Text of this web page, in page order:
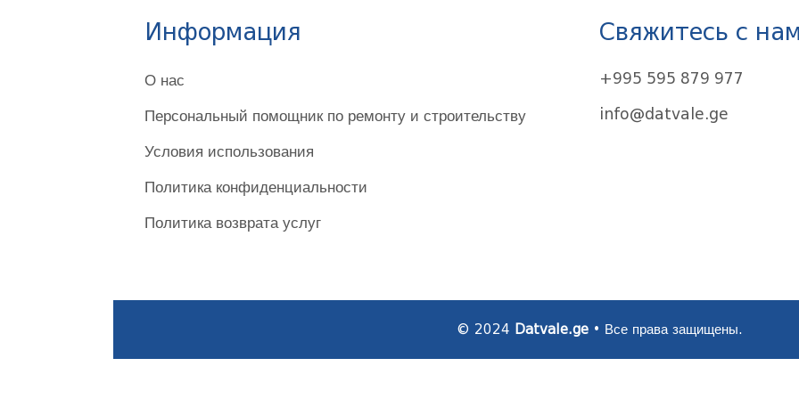
Информация
О нас
Персональный помощник по ремонту и строительству
Условия использования
Политика конфиденциальности
Политика возврата услуг
Свяжитесь с
+995 595 879 977
info@datvale.ge
© 2024 Datvale.ge• Все права защищены.